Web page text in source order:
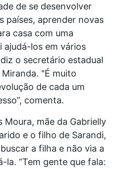
de se desenvolver
países, aprender novas
casa com uma
ajudá-los em vários
o secretário estadual
"É muito
de cada um
comenta.
Moura, mãe da Gabrielly
e o filho de Sarandi,
a filha e não via a
la. “Tem gente que fala: